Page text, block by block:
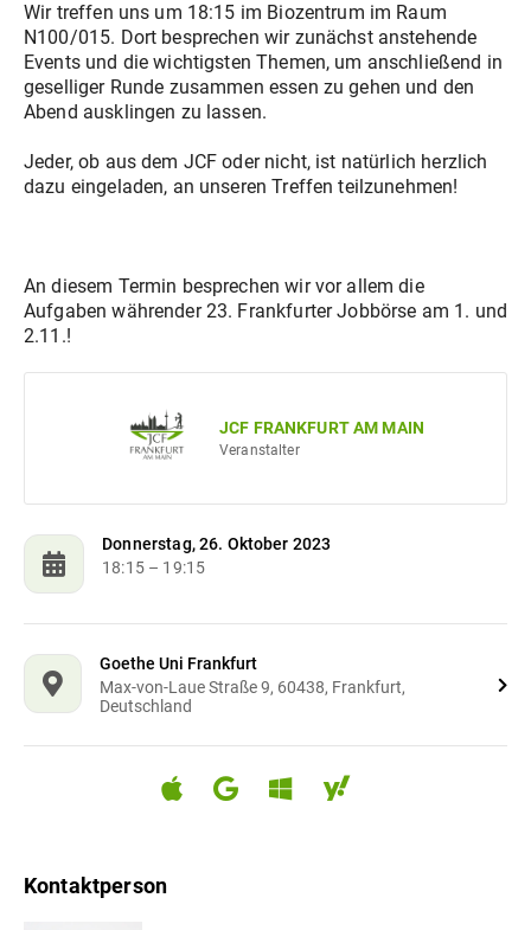
Wir treffen uns um 18:15 im Biozentrum im Raum
N100/015. Dort besprechen wir zunächst anstehende
Events und die wichtigsten Themen, um anschließend in
geselliger Runde zusammen essen zu gehen und den
Abend ausklingen zu lassen.
Jeder, ob aus dem JCF oder nicht, ist natürlich herzlich
dazu eingeladen, an unseren Treffen teilzunehmen!
An diesem Termin besprechen wir vor allem die
Aufgaben währender 23. Frankfurter Jobbörse am 1. und
2.11.!
Veranstalter
JCF FRANKFURT AM MAIN
Donnerstag, 26. Oktober 2023
18:15– 19:15
Goethe Uni Frankfurt
Max-von-Laue Straße 9, 60438, Frankfurt,
Deutschland
Kontaktperson